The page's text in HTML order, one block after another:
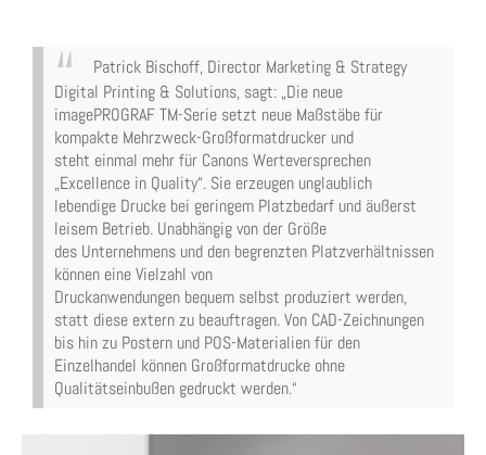
Patrick Bischoff, Director Marketing & Strategy
Digital Printing & Solutions, sagt: „Die neue
imagePROGRAF TM-Serie setzt neue Maßstäbe für
kompakte Mehrzweck-Großformatdrucker und
steht einmal mehr für Canons Werteversprechen
„Excellence in Quality“. Sie erzeugen unglaublich
lebendige Drucke bei geringem Platzbedarf und äußerst
leisem Betrieb. Unabhängig von der Größe
des Unternehmens und den begrenzten Platzverhältnissen
können eine Vielzahl von
Druckanwendungen bequem selbst produziert werden,
statt diese extern zu beauftragen. Von CAD-Zeichnungen
bis hin zu Postern und POS-Materialien für den
Einzelhandel können Großformatdrucke ohne
Qualitätseinbußen gedruckt werden.“